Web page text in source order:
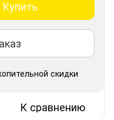
Купить
скидки
К сравнению